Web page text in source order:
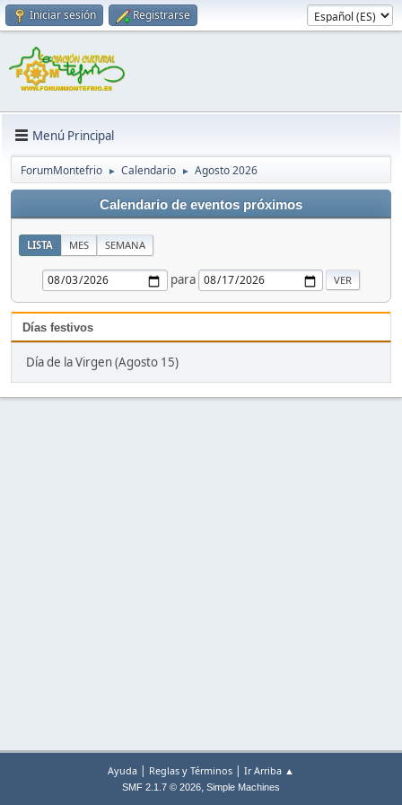
Iniciar sesión Registrarse
Menú Principal
ForumMontefrio ► Calendario ► Agosto 2026
Calendario de eventos próximos
LISTA MES SEMANA
para
Días festivos
Día de la Virgen (Agosto 15)
Ayuda | Reglas y Términos | Ir Arriba ▲
SMF 2.1.7 © 2026, Simple Machines